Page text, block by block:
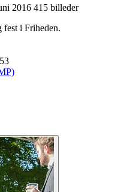
2016 415 billeder
i Friheden.